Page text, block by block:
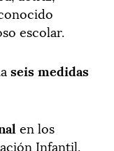
escolar.
seis medidas
en los
Infantil,